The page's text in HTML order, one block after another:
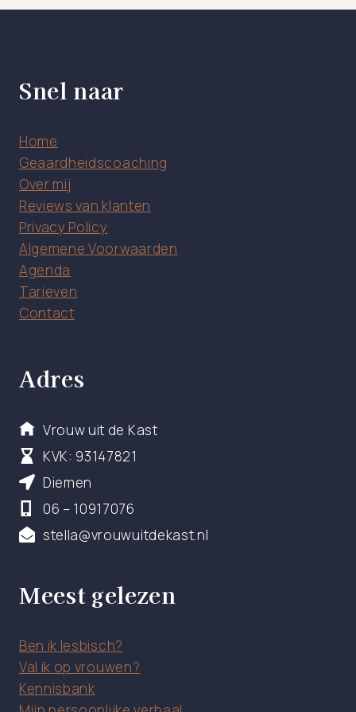
Snel naar
Home
Geaardheidscoaching
Over mij
Reviews van klanten
Privacy Policy
Algemene Voorwaarden
Agenda
Tarieven
Contact
Adres
Vrouw uit de Kast
KVK: 93147821
Diemen
06 – 10917076
stella@vrouwuitdekast.nl
Meest gelezen
Ben ik lesbisch?
Val ik op vrouwen?
Kennisbank